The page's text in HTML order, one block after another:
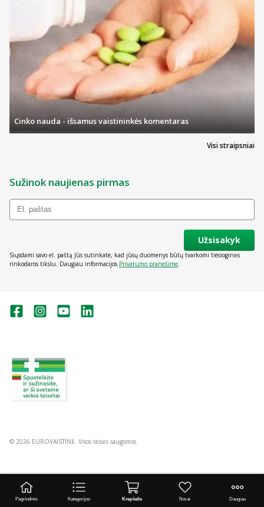
Visi straipsniai
Cinko nauda - išsamus vaistininkės komentaras
Sužinok naujienas pirmas
Užsisakyk
Siųsdami savo el. paštą Jūs sutinkate, kad jūsų duomenys būtų tvarkomi tiesioginės
rinkodaros tikslu. Daugiau informacijos Privatumo pranešime.
© 2026 EUROVAISTINĖ. Visos teisės saugomos.
Pagrindinis Kategorijos Krepšelis Norai Daugiau